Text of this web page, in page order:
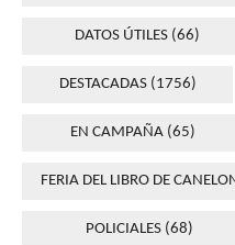
DATOS ÚTILES (66)
DESTACADAS(1756)
EN CAMPAÑA(65)
FERIA DEL LIBRO DE
POLICIALES(68)